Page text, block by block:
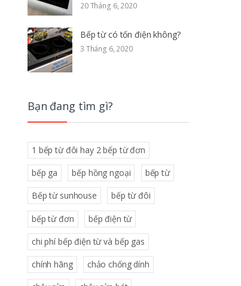
20 Tháng 6, 2020
Bếp từ có tốn điện không?
3 Tháng 6, 2020
Bạn đang tìm gì?
1 bếp từ đôi hay 2 bếp từ đơn
bếp ga bếp hồng ngoại bếp từ
Bếp từ sunhouse bếp từ đôi
bếp từ đơn bếp điện từ
chi phí bếp điện từ và bếp gas
chính hãng chảo chống dính